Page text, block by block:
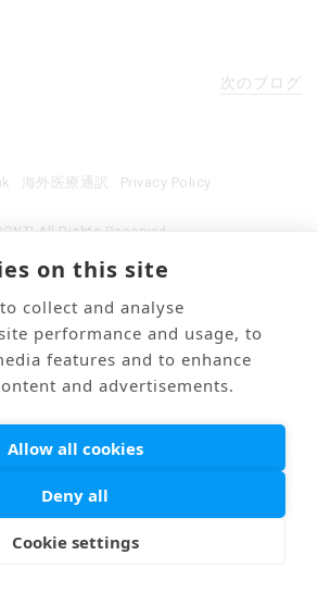
次のブログ
All Rights Reserved.
海外医療通訳 Privacy Policy
on this site
collect and analyse
performance and usage, to
features and to enhance
and advertisements.
Allow all cookies
Deny all
Cookie settings